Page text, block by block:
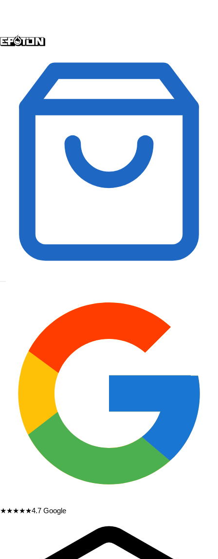
★★★★★4.7 Google